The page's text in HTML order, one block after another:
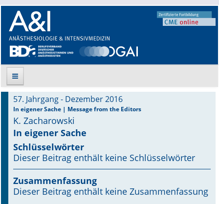
Suche
Aktuelle Ausgabe
Leitlinien
Supplements
57. Jahrgang - Dezember 2016
In eigener Sache | Message from the Editors
K. Zacharowski
In eigener Sache
Schlüsselwörter
Dieser Beitrag enthält keine Schlüsselwörter
Zusammenfassung
Dieser Beitrag enthält keine Zusammenfassung